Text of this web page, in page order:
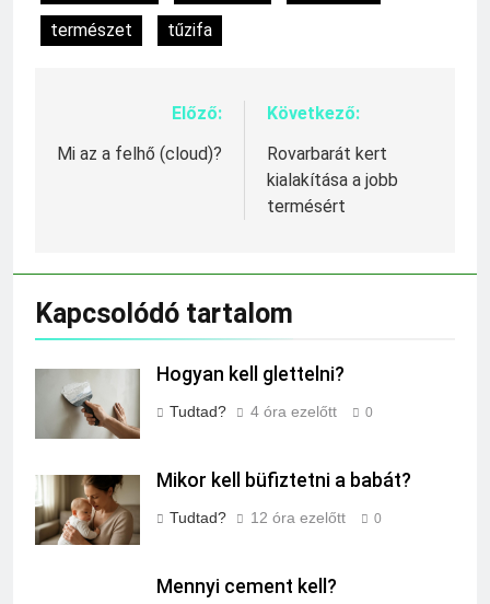
természet
tűzifa
Bejegyzés
navigáció
Előző:
Mi az a felhő (cloud)?
Következő:
Rovarbarát kert
kialakítása a jobb
termésért
Kapcsolódó tartalom
Hogyan kell glettelni?
Tudtad? 4 óra ezelőtt 0
Mikor kell büfiztetni a babát?
Tudtad? 12 óra ezelőtt 0
Mennyi cement kell?